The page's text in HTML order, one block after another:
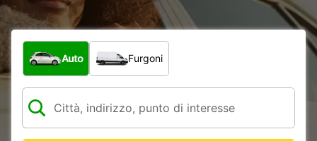
Scegli la tipologia di veicolo:
Auto Furgoni